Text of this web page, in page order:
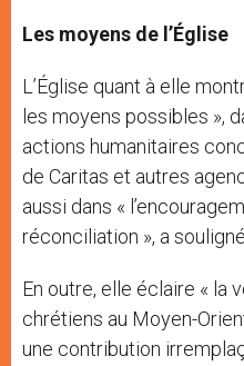
Les moyens de l’Église
L’Église quant à elle
les moyens possibles »,
actions humanitaires
de Caritas et autres
aussi dans «
réconciliation », a
En outre, elle éclaire « la
chrétiens au Moyen-
une contribution